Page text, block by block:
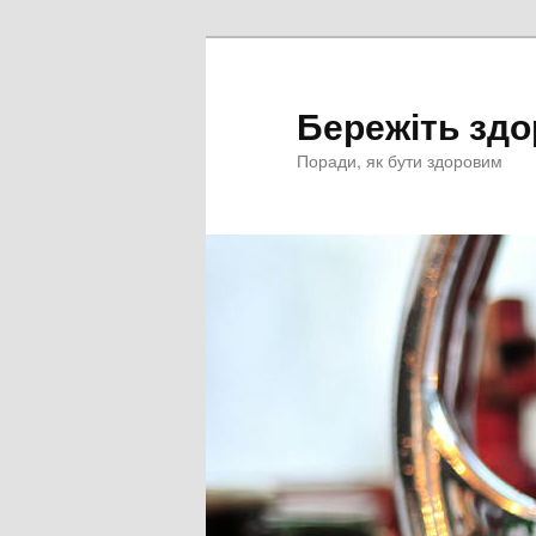
Бережіть
Поради, як бути здоровим